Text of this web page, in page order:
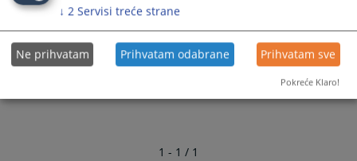
keyboard
shortcuts
for
changing
keyboard
shortcuts
for
changing
1 - 1 / 1
↓ 2 Servisi treće strane
Ne prihvatam Prihvatam odabrane Prihvatam sve
Pokreće Klaro!